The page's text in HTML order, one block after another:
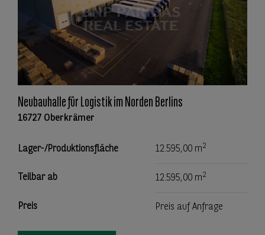
Neubauhalle für Logistik im Norden Berlins
16727 Oberkrämer
Lager-/Produktionsfläche 12.595,00 m2
Teilbar ab 12.595,00 m2
Preis Preis auf Anfrage